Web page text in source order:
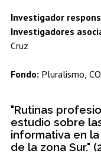
Investigador
Investigadores
Cruz
Fondo: Pluralismo,
"Rutinas
estudio sobre
informativa en
de la zona Sur."